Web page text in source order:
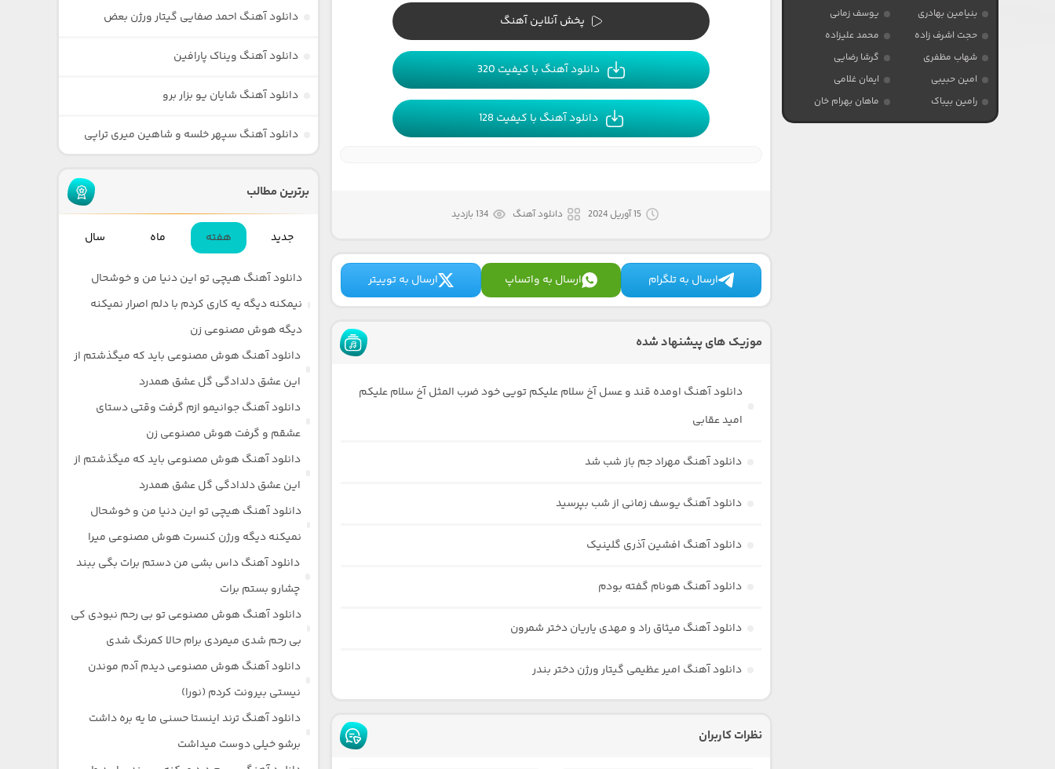
پخش آنلاین آهنگ
دانلود آهنگ با کیفیت 320
دانلود آهنگ با کیفیت 128
15 آوریل 2024 دانلود آهنگ 134 بازدید
ارسال به تلگرام ارسال به واتساپ ارسال به توییتر
موزیک های پیشنهاد شده
دانلود آهنگ اومده قند و عسل آخ سلام علیکم تویی خود ضرب المثل آخ سلام علیکم
امید عقابی
دانلود آهنگ مهراد جم باز شب شد
دانلود آهنگ یوسف زمانی از شب بپرسید
دانلود آهنگ افشین آذری گلینیک
دانلود آهنگ هونام گفته بودم
دانلود آهنگ میثاق راد و مهدی یاریان دختر شمرون
دانلود آهنگ امیر عظیمی گیتار ورژن دختر بندر
نظرات کاربران
بنیامین بهادری
یوسف زمانی
حجت اشرف زاده
محمد علیزاده
شهاب مظفری
گرشا رضایی
امین حبیبی
ایمان غلامی
رامین بیباک
ماهان بهرام خان
دانلود آهنگ احمد صفایی گیتار ورژن بعض
دانلود آهنگ ویناک پارافین
دانلود آهنگ شایان یو بزار برو
دانلود آهنگ سپهر خلسه و شاهین میری تراپی
برترین مطالب
جدید هفته ماه سال
دانلود آهنگ هیچی تو این دنیا من و خوشحال
نیمکنه دیگه یه کاری کردم با دلم اصرار نمیکنه
دیگه هوش مصنوعی زن
دانلود آهنگ هوش مصنوعی باید که میگذشتم از
این عشق دلدادگی گل عشق همدرد
دانلود آهنگ جوانیمو ازم گرفت وقتی دستای
عشقم و گرفت هوش مصنوعی زن
دانلود آهنگ هوش مصنوعی باید که میگذشتم از
این عشق دلدادگی گل عشق همدرد
دانلود آهنگ هیچی تو این دنیا من و خوشحال
نمیکنه دیگه ورژن کنسرت هوش مصنوعی میرا
دانلود آهنگ داس بشی من دستم برات بگی ببند
چشارو بستم برات
دانلود آهنگ هوش مصنوعی تو بی رحم نبودی کی
بی رحم شدی میمردی برام حالا کمرنگ شدی
دانلود آهنگ هوش مصنوعی دیدم آدم موندن
نیستی بیرونت کردم (نورا)
دانلود آهنگ ترند اینستا حسنی ما یه بره داشت
برشو خیلی دوست میداشت